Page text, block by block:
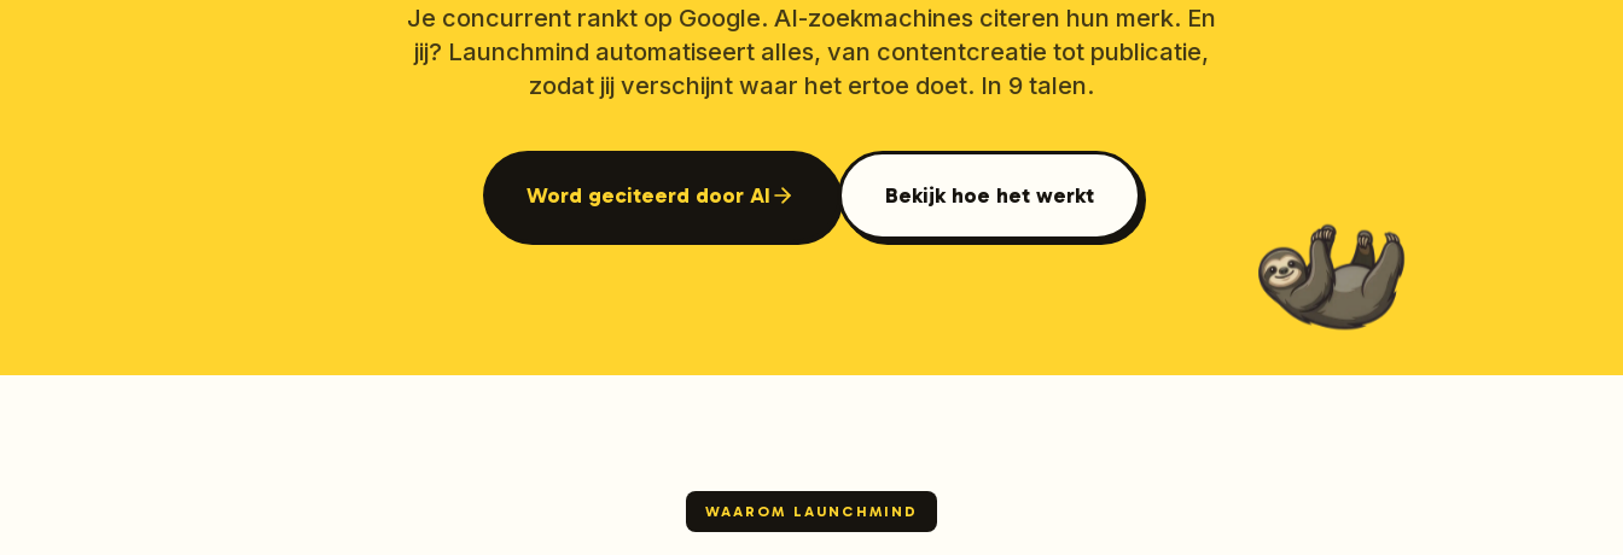
Je concurrent rankt op Google. AI-zoekmachines citeren hun merk. En
jij? Launchmind automatiseert alles, van contentcreatie tot publicatie,
zodat jij verschijnt waar het ertoe doet. In 9 talen.
Word geciteerd door AI Bekijk hoe het werkt
WAAROM LAUNCHMIND